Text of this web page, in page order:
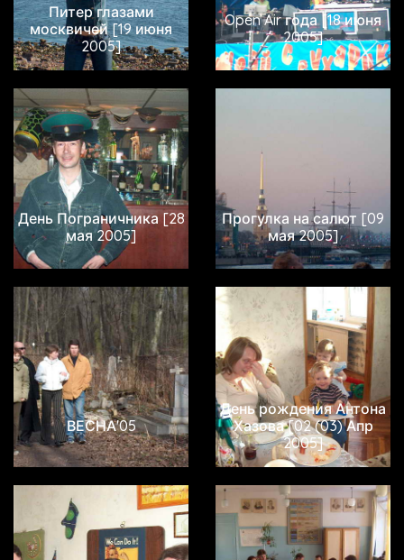
Питер глазами
москвичей [19 июня
2005]
Open Air года [18 июня
2005]
День Пограничника [28
мая 2005]
Прогулка на салют [09
мая 2005]
ВЕСНА'05
День рождения Антона
Хазова [02 (03) Апр
2005]